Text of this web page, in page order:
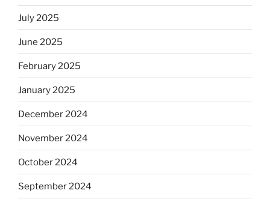
July 2025
June 2025
February 2025
January 2025
December 2024
November 2024
October 2024
September 2024